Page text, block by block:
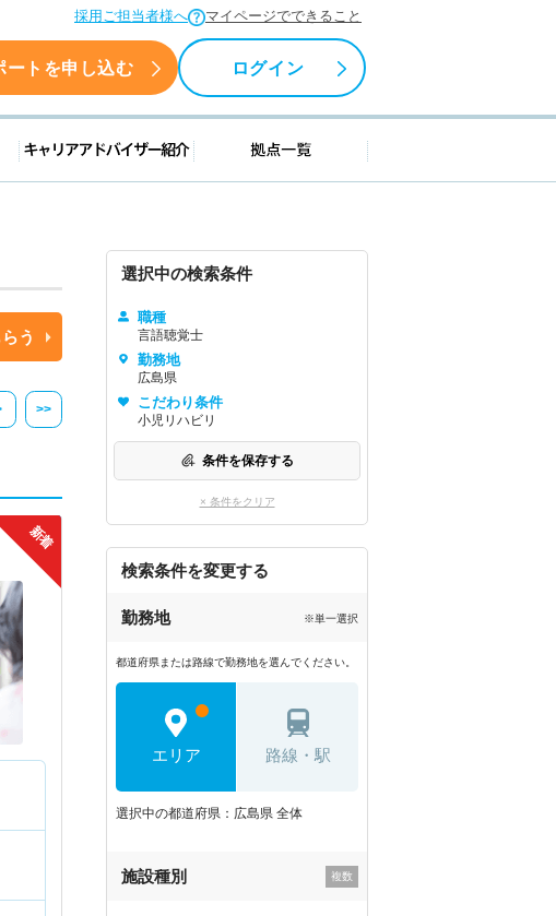
採用ご担当者様へ マイページでできること
ートを申し込む ログイン
転職支援情報 キャリアアドバイザー紹介 拠点一覧
う
>>
選択中の検索条件
職種
言語聴覚士
勤務地
広島県
こだわり条件
小児リハビリ
条件を保存する
× 条件をクリア
検索条件を変更する
勤務地 ※単一選択
都道府県または路線で勤務地を選んでください。
エリア 路線・駅
選択中の都道府県：広島県 全体
施設種別